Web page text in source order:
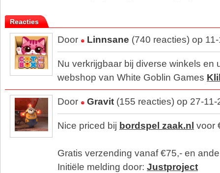
Reacties
Door Linnsane (740 reacties) op
Nu verkrijgbaar bij diverse winkels en
webshop van White Goblin Games
Door Gravit (155 reacties) op 27-
Nice priced bij bordspel zaak.nl voor
Gratis verzending vanaf €75,- en
Initiële melding door: Justproject